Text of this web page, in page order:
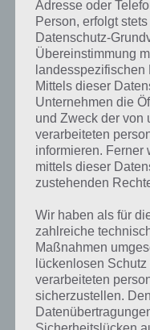
Kurze
Marine
Marine ist die Lösung für
Bilder 1 Wort, doch welche
Adresse oder
Person, erfolgt
Datenschutz-
Übereinstimmung
landesspezifischen
Mittels dieser
Unternehmen die
und Zweck der von
verarbeiteten
informieren. Ferner
mittels dieser
zustehenden
Wir haben als für
zahlreiche
Maßnahmen
lückenlosen
verarbeiteten
sicherzustellen.